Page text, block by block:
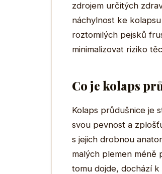
zdrojem určitých
náchylnost ke
roztomilých pejsků
minimalizovat riziko
Co je kolaps
Kolaps průdušnice je
svou pevnost a
s jejich drobnou
malých plemen méně
tomu dojde, dochází